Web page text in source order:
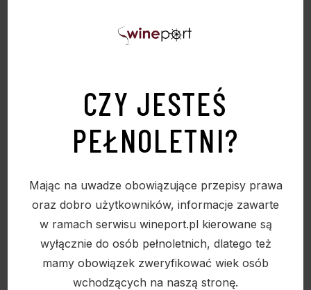
CZY JESTEŚ
PEŁNOLETNI?
Mając na uwadze obowiązujące przepisy prawa
oraz dobro użytkowników, informacje zawarte
w ramach serwisu wineport.pl kierowane są
wyłącznie do osób pełnoletnich, dlatego też
mamy obowiązek zweryfikować wiek osób
wchodzących na naszą stronę.